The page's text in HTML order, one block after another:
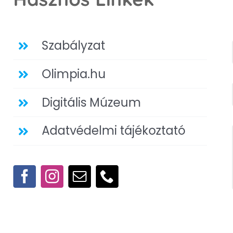
Szabályzat
Olimpia.hu
Digitális Múzeum
Adatvédelmi tájékoztató